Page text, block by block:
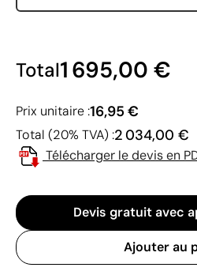
Total1 695,00 €
Prix unitaire :16,95 €
Total (20% TVA) :2 034,00 €
Télécharger le devis en
Devis gratuit avec
Ajouter au